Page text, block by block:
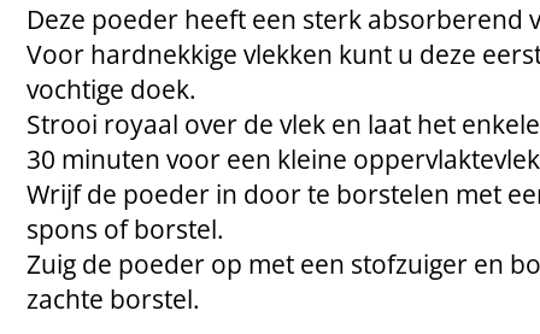
Deze poeder heeft een sterk absorberend
Voor hardnekkige vlekken kunt u deze
vochtige doek.
Strooi royaal over de vlek en laat het
30 minuten voor een kleine
Wrijf de poeder in door te borstelen met
spons of borstel.
Zuig de poeder op met een stofzuiger en
zachte borstel.